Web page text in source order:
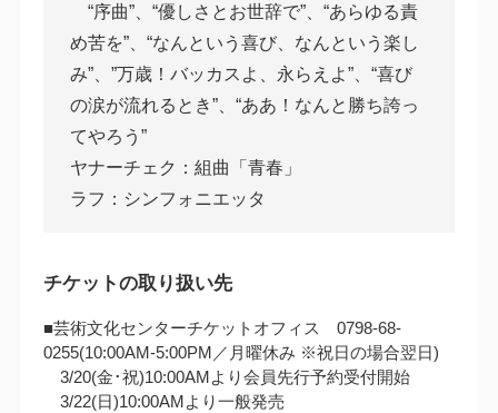
“序曲”、“優しさとお世辞で”、“あらゆる責
め苦を”、“なんという喜び、なんという楽し
み”、”万歳！バッカスよ、永らえよ”、“喜び
の涙が流れるとき”、“ああ！なんと勝ち誇っ
てやろう”
ヤナーチェク：組曲「青春」
ラフ：シンフォニエッタ
チケットの取り扱い先
■芸術文化センターチケットオフィス 0798-68-
0255(10:00AM‐5:00PM／月曜休み ※祝日の場合翌日)
3/20(金･祝)10:00AMより会員先行予約受付開始
3/22(日)10:00AMより一般発売